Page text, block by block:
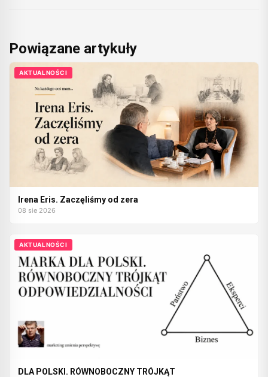
Powiązane artykuły
AKTUALNOŚCI
Irena Eris. Zaczęliśmy od zera
08 sie 2026
AKTUALNOŚCI
DLA POLSKI. RÓWNOBOCZNY TRÓJKĄT